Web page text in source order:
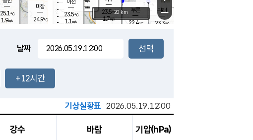
3.7m/s
mm
부론
22.4℃
-mm
25.1℃
1.9m/s
23.5℃
1.7m/s
장호원
-mm
마장
24.9℃
-
-m/s
- mm
귀래
23.3℃
이천
23.5℃
1.1 m/s
−
20 km
날짜
+12시간
기상실황표 2026.05.19.12:00
강수 바람 기압(hPa)